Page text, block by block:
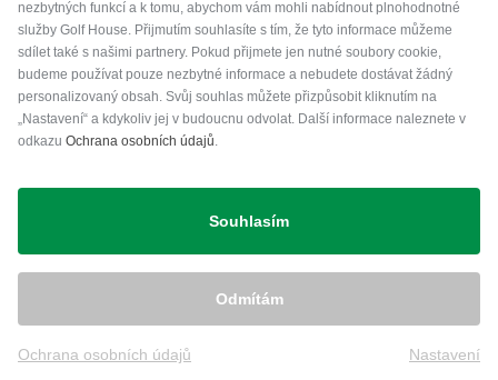
Platební metody
Přeprava
nezbytných funkcí a k tomu, abychom vám mohli nabídnout plnohodnotné
služby Golf House. Přijmutím souhlasíte s tím, že tyto informace můžeme
sdílet také s našimi partnery. Pokud přijmete jen nutné soubory cookie,
budeme používat pouze nezbytné informace a nebudete dostávat žádný
personalizovaný obsah. Svůj souhlas můžete přizpůsobit kliknutím na
„Nastavení“ a kdykoliv jej v budoucnu odvolat. Další informace naleznete v
odkazu Ochrana osobních údajů.
Souhlasím
Odmítám
Ochrana osobních údajů Nastavení